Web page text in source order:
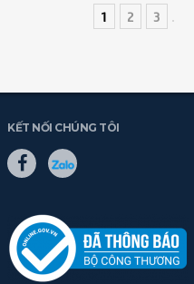
1 2 3
KẾT NỐI CHÚNG TÔI